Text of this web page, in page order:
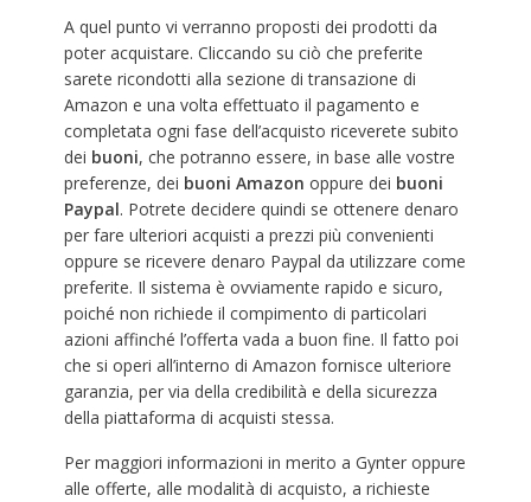
A quel punto vi verranno proposti dei prodotti da
poter acquistare. Cliccando su ciò che preferite
sarete ricondotti alla sezione di transazione di
Amazon e una volta effettuato il pagamento e
completata ogni fase dell’acquisto riceverete subito
dei buoni, che potranno essere, in base alle vostre
preferenze, dei buoni Amazon oppure dei buoni
Paypal. Potrete decidere quindi se ottenere denaro
per fare ulteriori acquisti a prezzi più convenienti
oppure se ricevere denaro Paypal da utilizzare come
preferite. Il sistema è ovviamente rapido e sicuro,
poiché non richiede il compimento di particolari
azioni affinché l’offerta vada a buon fine. Il fatto poi
che si operi all’interno di Amazon fornisce ulteriore
garanzia, per via della credibilità e della sicurezza
della piattaforma di acquisti stessa.
Per maggiori informazioni in merito a Gynter oppure
alle offerte, alle modalità di acquisto, a richieste